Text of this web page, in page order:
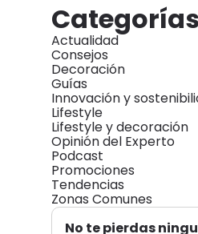
Categorías
Actualidad
Consejos
Decoración
Guías
Innovación y
Lifestyle
Lifestyle y decoración
Opinión del Experto
Podcast
Promociones
Tendencias
Zonas Comunes
No te pierdas